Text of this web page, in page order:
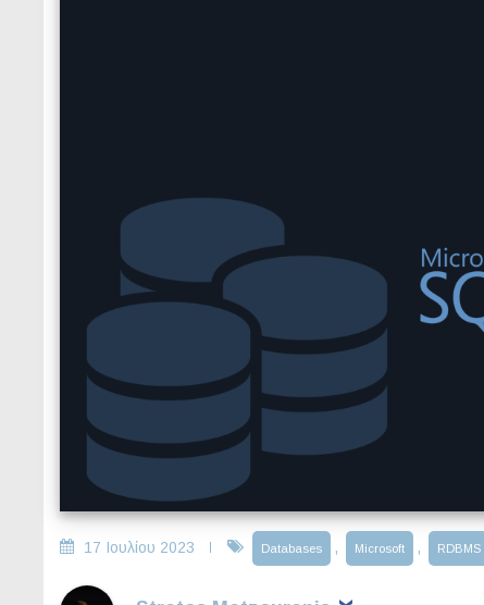
17 Ιουλίου 2023 Databases , Microsoft , RDBMS